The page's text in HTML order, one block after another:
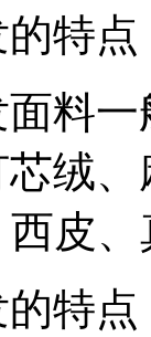
特点
一
绒
皮
点